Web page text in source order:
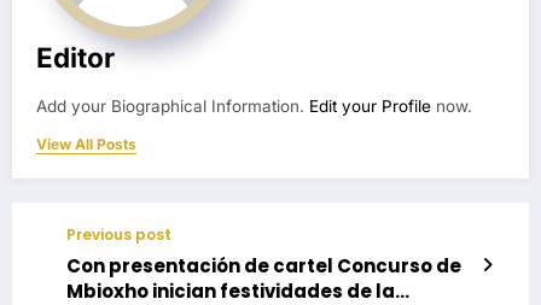
Editor
Add your Biographical Information. Edit your Profile now.
View All Posts
Previous post
Con presentación de cartel Concurso de
Mbioxho inician festividades de la